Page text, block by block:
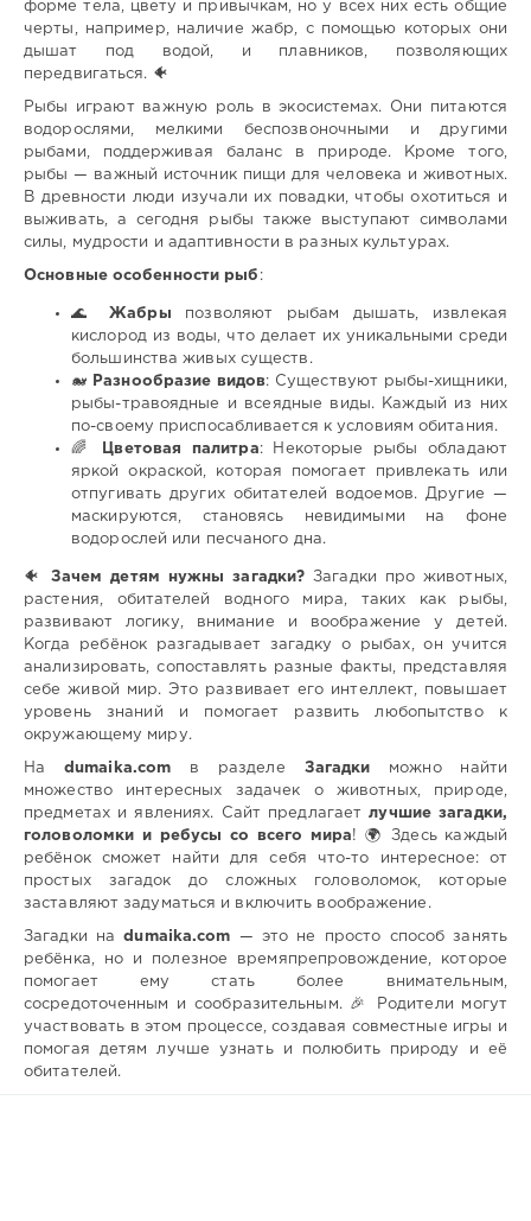
форме тела, цвету и привычкам, но у всех них есть общие
черты, например, наличие жабр, с помощью которых они
дышат под водой, и плавников, позволяющих
передвигаться. 🐠
Рыбы играют важную роль в экосистемах. Они питаются
водорослями, мелкими беспозвоночными и другими
рыбами, поддерживая баланс в природе. Кроме того,
рыбы — важный источник пищи для человека и животных.
В древности люди изучали их повадки, чтобы охотиться и
выживать, а сегодня рыбы также выступают символами
силы, мудрости и адаптивности в разных культурах.
Основные особенности рыб :
🌊 Жабры позволяют рыбам дышать, извлекая
кислород из воды, что делает их уникальными среди
большинства живых существ.
🐋
Разнообразие видов: Существуют рыбы-хищники,
рыбы-травоядные и всеядные виды. Каждый из них
по-своему приспосабливается к условиям обитания.
🌈
Цветовая палитра: Некоторые рыбы обладают
яркой окраской, которая помогает привлекать или
отпугивать других обитателей водоемов. Другие —
маскируются, становясь невидимыми на фоне
водорослей или песчаного дна.
🐠 Зачем детям нужны загадки? Загадки про животных,
растения, обитателей водного мира, таких как рыбы,
развивают логику, внимание и воображение у детей.
Когда ребёнок разгадывает загадку о рыбах, он учится
анализировать, сопоставлять разные факты, представляя
себе живой мир. Это развивает его интеллект, повышает
уровень знаний и помогает развить любопытство к
окружающему миру.
Наdumaika.com в разделе Загадки можно найти
множество интересных задачек о животных, природе,
предметах и явлениях. Сайт предлагаетлучшие загадки,
головоломки и ребусы со всего мира! 🌍 Здесь каждый
ребёнок сможет найти для себя что-то интересное: от
простых загадок до сложных головоломок, которые
заставляют задуматься и включить воображение.
Загадки наdumaika.com — это не просто способ занять
ребёнка, но и полезное времяпрепровождение, которое
помогает ему стать более внимательным,
сосредоточенным и сообразительным. 🎉 Родители могут
участвовать в этом процессе, создавая совместные игры и
помогая детям лучше узнать и полюбить природу и её
обитателей.